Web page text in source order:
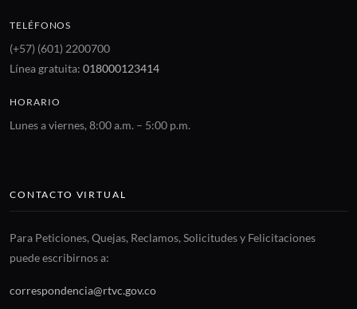
TELÉFONOS
(+57) (601) 2200700
Línea gratuita: 018000123414
HORARIO
Lunes a viernes, 8:00 a.m. – 5:00 p.m.
CONTACTO VIRTUAL
Para Peticiones, Quejas, Reclamos, Solicitudes y Felicitaciones
puede escribirnos a:
correspondencia@rtvc.gov.co